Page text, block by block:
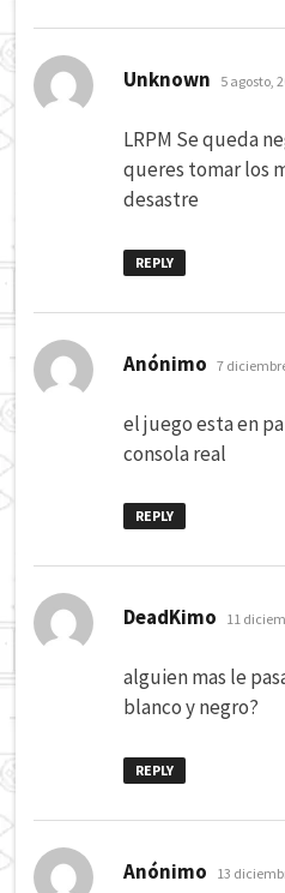
Unknown dice:
5 agosto,
LRPM Se queda
queres tomar los
desastre
REPLY
Anónimo dice:
7
el juego esta en
consola real
REPLY
DeadKimo dice:
11
alguien mas le
blanco y negro?
REPLY
Anónimo dice:
13